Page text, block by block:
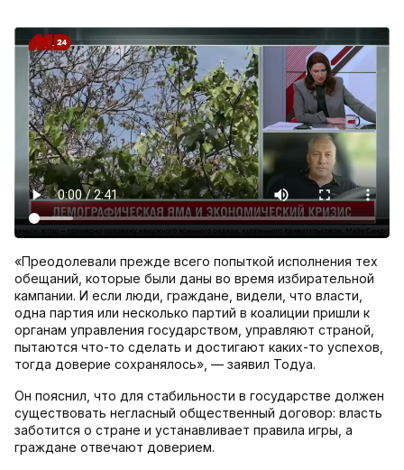
«Преодолевали прежде всего попыткой исполнения тех
обещаний, которые были даны во время избирательной
кампании. И если люди, граждане, видели, что власти,
одна партия или несколько партий в коалиции пришли к
органам управления государством, управляют страной,
пытаются что-то сделать и достигают каких-то успехов,
тогда доверие сохранялось», — заявил Тодуа.
Он пояснил, что для стабильности в государстве должен
существовать негласный общественный договор: власть
заботится о стране и устанавливает правила игры, а
граждане отвечают доверием.